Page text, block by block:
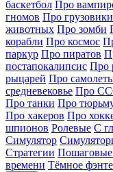
баскетбол Про
гномов Про грузовики
животных Про зомби
корабли Про космос
паркур Про пиратов
постапокалипсис Про
рыцарей Про
средневековье Про
Про танки Про
Про хакеров Про
шпионов Ролевые С
Симулятор
Стратегии Пошаговые
времени Тёмное